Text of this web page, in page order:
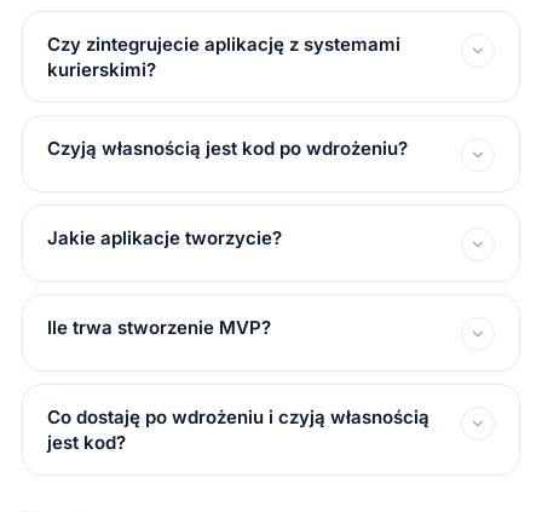
Czy zintegrujecie aplikację z systemami
kurierskimi?
Czyją własnością jest kod po wdrożeniu?
Jakie aplikacje tworzycie?
Ile trwa stworzenie MVP?
Co dostaję po wdrożeniu i czyją własnością
jest kod?